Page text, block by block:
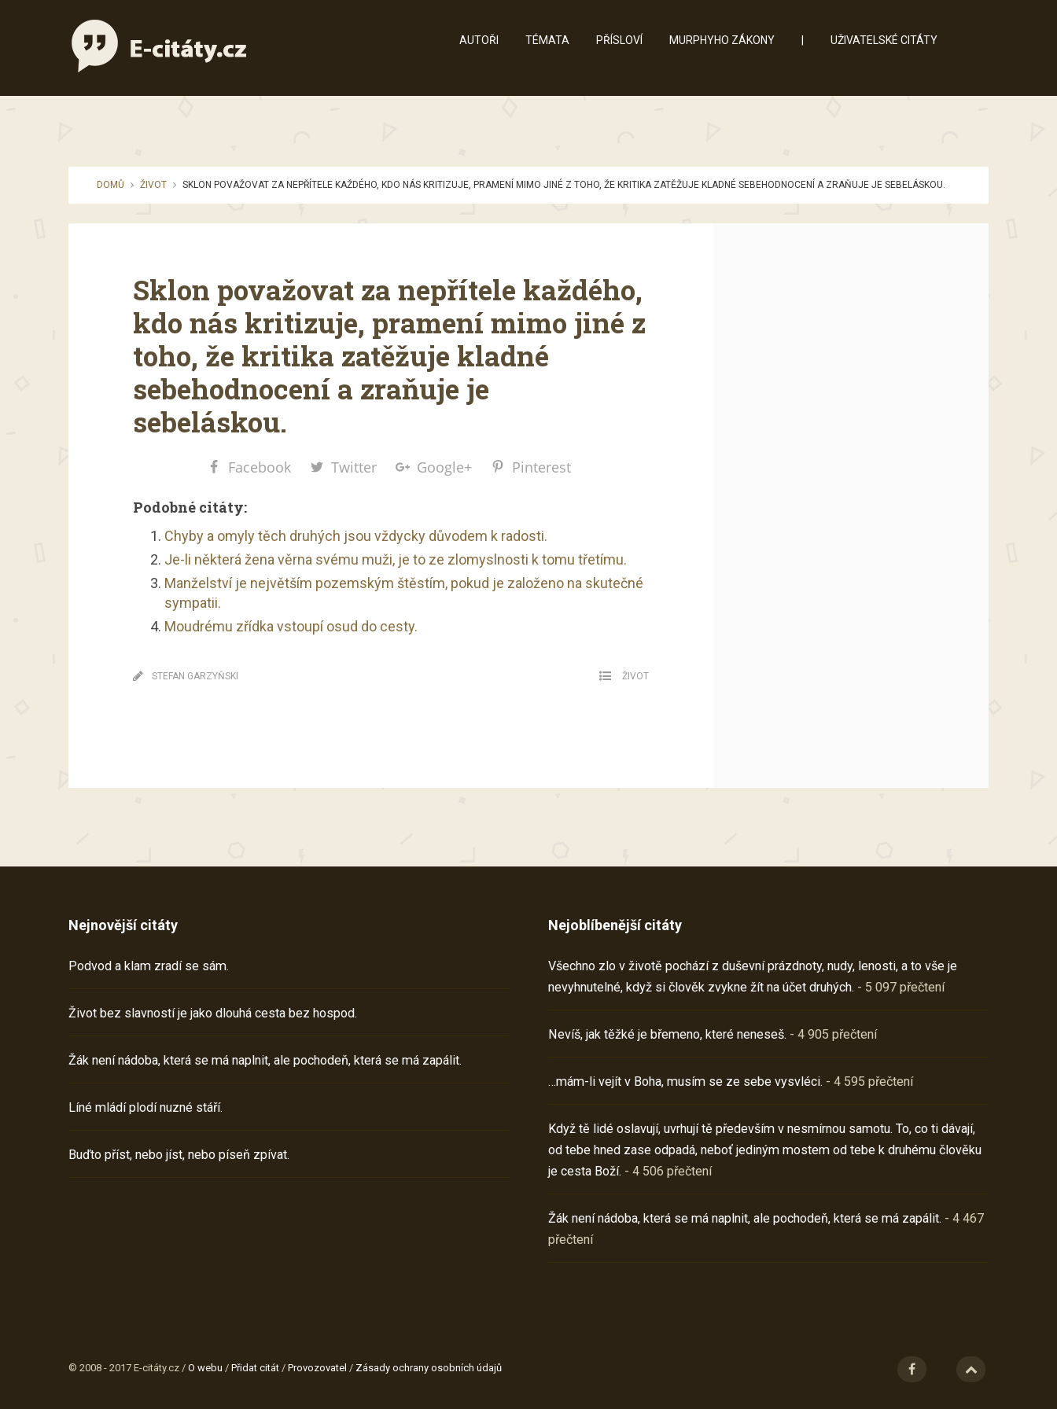
AUTOŘI TÉMATA PŘÍSLOVÍ MURPHYHO ZÁKONY UŽIVATELSKÉ CITÁTY
DOMŮ ŽIVOT SKLON POVAŽOVAT ZA NEPŘÍTELE KAŽDÉHO, KDO NÁS KRITIZUJE, PRAMENÍ MIMO JINÉ Z TOHO, ŽE KRITIKA ZATĚŽUJE KLADNÉ SEBEHODNOCENÍ A ZRAŇUJE JE SEBELÁSKOU.
Sklon považovat za nepřítele každého,
kdo nás kritizuje, pramení mimo jiné z
toho, že kritika zatěžuje kladné
sebehodnocení a zraňuje je
sebeláskou.
Facebook Twitter Google+ Pinterest
Podobné citáty:
Chyby a omyly těch druhých jsou vždycky důvodem k radosti.
Je-li některá žena věrna svému muži, je to ze zlomyslnosti k tomu třetímu.
Manželství je největším pozemským štěstím, pokud je založeno na skutečné
sympatii.
Moudrému zřídka vstoupí osud do cesty.
STEFAN GARZYŇSKI ŽIVOT
Nejnovější citáty
Podvod a klam zradí se sám.
Život bez slavností je jako dlouhá cesta bez hospod.
Žák není nádoba, která se má naplnit, ale pochodeň, která se má zapálit.
Líné mládí plodí nuzné stáří.
Buďto příst, nebo jíst, nebo píseň zpívat.
Nejoblíbenější citáty
Všechno zlo v životě pochází z duševní prázdnoty, nudy, lenosti, a to vše je
nevyhnutelné, když si člověk zvykne žít na účet druhých. - 5 097 přečtení
Nevíš, jak těžké je břemeno, které neneseš. - 4 905 přečtení
…mám-li vejít v Boha, musím se ze sebe vysvléci. - 4 595 přečtení
Když tě lidé oslavují, uvrhují tě především v nesmírnou samotu. To, co ti dávají,
od tebe hned zase odpadá, neboť jediným mostem od tebe k druhému člověku
je cesta Boží. - 4 506 přečtení
Žák není nádoba, která se má naplnit, ale pochodeň, která se má zapálit. - 4 467
přečtení
© 2008 - 2017 E-citáty.cz / O webu / Přidat citát / Provozovatel / Zásady ochrany osobních údajů